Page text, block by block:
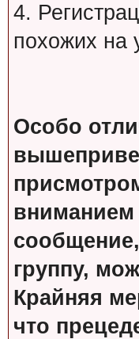
4.
похожих на
Особо
вниманием
группу,
Крайняя
что